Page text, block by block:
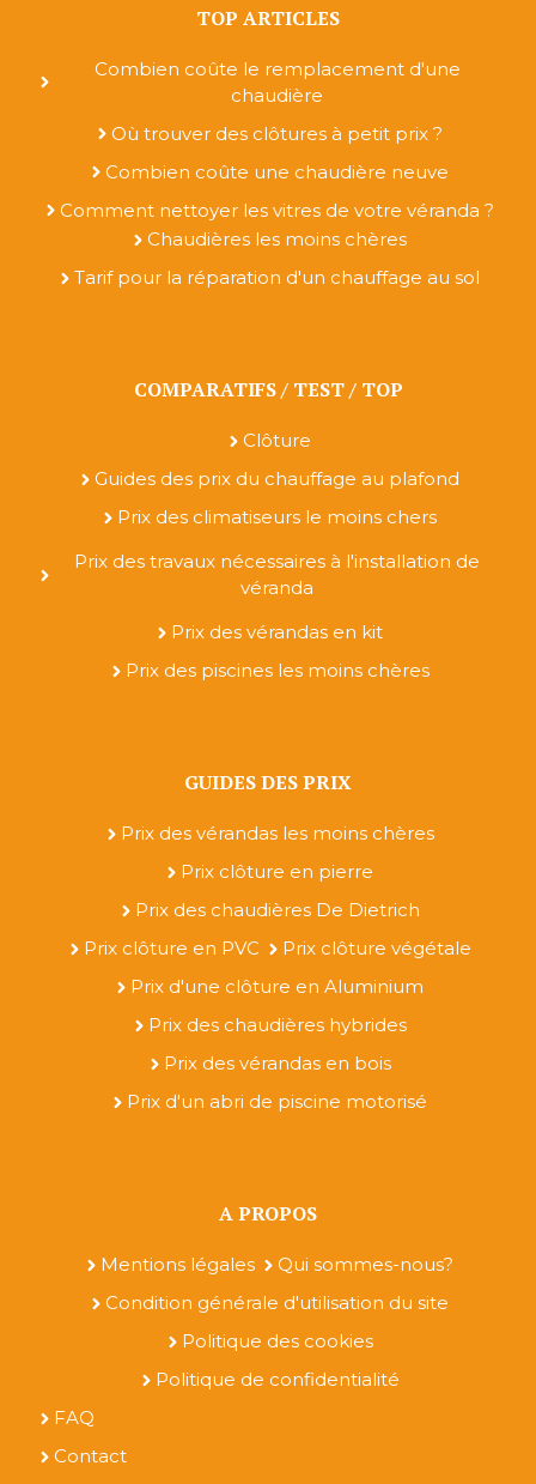
TOP ARTICLES
Combien coûte le remplacement d'une
chaudière
Où trouver des clôtures à petit prix ?
Combien coûte une chaudière neuve
Comment nettoyer les vitres de votre véranda ?
Chaudières les moins chères
Tarif pour la réparation d'un chauffage au sol
COMPARATIFS / TEST / TOP
Clôture
Guides des prix du chauffage au plafond
Prix des climatiseurs le moins chers
Prix des travaux nécessaires à l'installation de
véranda
Prix des vérandas en kit
Prix des piscines les moins chères
GUIDES DES PRIX
Prix des vérandas les moins chères
Prix clôture en pierre
Prix des chaudières De Dietrich
Prix clôture en PVC
Prix clôture végétale
Prix d'une clôture en Aluminium
Prix des chaudières hybrides
Prix des vérandas en bois
Prix d'un abri de piscine motorisé
A PROPOS
Mentions légales
Qui sommes-nous?
Condition générale d'utilisation du site
Politique des cookies
Politique de confidentialité
FAQ
Contact